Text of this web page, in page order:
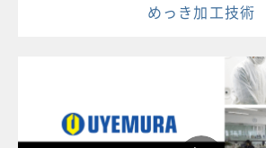
めっき加工技術